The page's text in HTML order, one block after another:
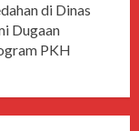
di Dinas
Dugaan
PKH